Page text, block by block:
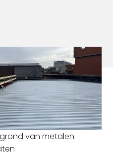
van metalen